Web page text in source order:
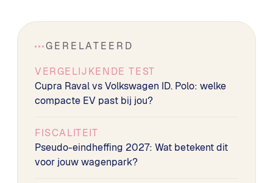
GERELATEERD
VERGELIJKENDE TEST
Cupra Raval vs Volkswagen ID. Polo: welke
compacte EV past bij jou?
FISCALITEIT
Pseudo-eindheffing 2027: Wat betekent dit
voor jouw wagenpark?